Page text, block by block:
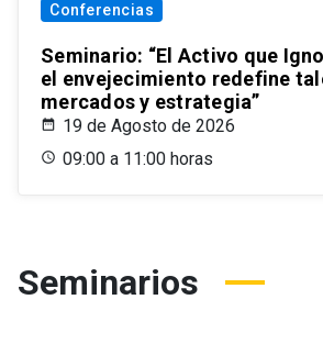
Conferencias
Seminario: “El Activo que
el envejecimiento redefine
mercados y estrategia”
19 de Agosto de 2026
09:00 a 11:00 horas
Seminarios